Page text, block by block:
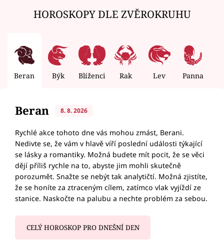
HOROSKOPY DLE ZVĚROKRUHU
Beran Býk Blíženci Rak Lev Panna
Beran 8. 8. 2026
Rychlé akce tohoto dne vás mohou zmást, Berani.
Nedivte se, že vám v hlavě víří poslední události týkající
se lásky a romantiky. Možná budete mít pocit, že se věci
dějí příliš rychle na to, abyste jim mohli skutečně
porozumět. Snažte se nebýt tak analytičtí. Možná zjistíte,
že se honíte za ztraceným cílem, zatímco vlak vyjíždí ze
stanice. Naskočte na palubu a nechte problém za sebou.
CELÝ HOROSKOP PRO DNEŠNÍ DEN